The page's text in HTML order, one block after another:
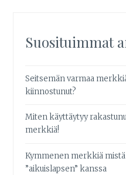
Suosituimmat
Seitsemän varmaa
kiinnostunut?
Miten käyttäytyy
merkkiä!
Kymmenen merkkiä
”aikuislapsen” kanssa